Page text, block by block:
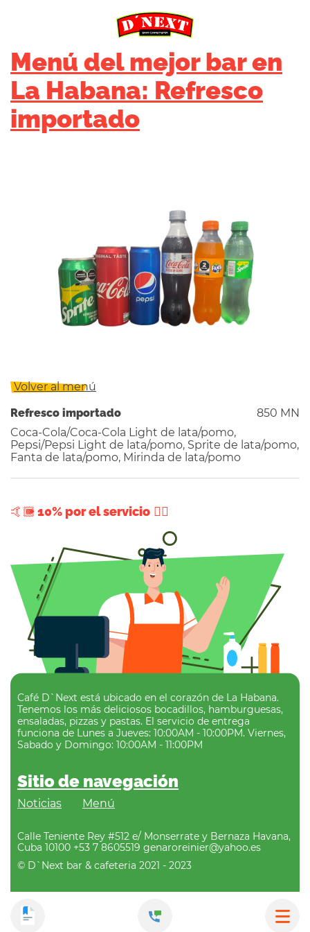
Menú del mejor bar en
La Habana: Refresco
importado
Volver al menú
Refresco importado
850 MN
Coca-Cola/Coca-Cola Light de lata/pomo,
Pepsi/Pepsi Light de lata/pomo, Sprite de lata/pomo,
Fanta de lata/pomo, Mirinda de lata/pomo
+ 10% por el servicio
Café D`Next está ubicado en el corazón de La Habana.
Tenemos los más deliciosos bocadillos, hamburguesas,
ensaladas, pizzas y pastas. El servicio de entrega
funciona de Lunes a Jueves: 10:00AM - 10:00PM. Viernes,
Sabado y Domingo: 10:00AM - 11:00PM
Sitio de navegación
Noticias Menú
Calle Teniente Rey #512 e/ Monserrate y Bernaza Havana,
Cuba 10100 +53 7 8605519 genaroreinier@yahoo.es
© D`Next bar & cafeteria 2021 - 2023